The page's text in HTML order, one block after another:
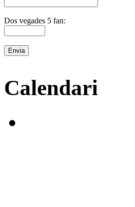
Dos vegades 5 fan:
Calendari